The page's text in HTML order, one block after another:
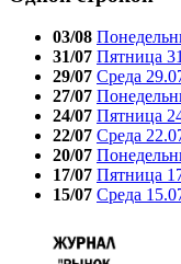
03/08
31/07 Пятница
29/07 Среда
27/07
24/07 Пятница
22/07 Среда
20/07
17/07 Пятница
15/07 Среда